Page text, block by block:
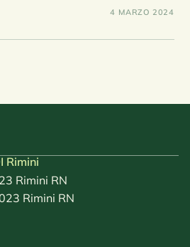
4 MARZO 2024
Rimini
Rimini RN
Rimini RN